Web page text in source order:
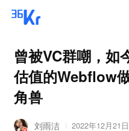
曾被VC群嘲，如
估值的Webflow
角兽
刘雨洁 2022年12月21